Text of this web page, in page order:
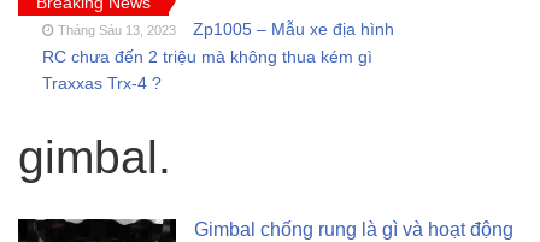
Tháng Sáu 13, 2023
Zp1005 – Mẫu xe địa hình
RC chưa đến 2 triệu mà không thua kém gì
Traxxas Trx-4 ?
thường gặp của tàu thuyền rc điều khiển từ xa
FT011 có còn đáng mua khi SR65 đã quá bá
gimbal.
Gimbal chống rung là gì và hoạt động